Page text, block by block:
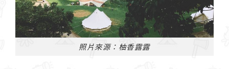
照片來源：柚香露露